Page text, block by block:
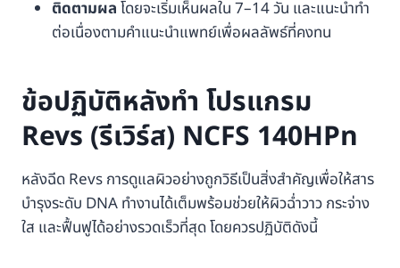
ติดตามผลโดยจะเริ่มเห็นผลใน 7–14 วัน และแนะนำทำ
ต่อเนื่องตามคำแนะนำแพทย์เพื่อผลลัพธ์ที่คงทน
ข้อปฏิบัติหลังทำ โปรแกรม
Revs (รีเวิร์ส) NCFS 140HPn
หลังฉีด Revs การดูแลผิวอย่างถูกวิธีเป็นสิ่งสำคัญเพื่อให้สาร
บำรุงระดับ DNA ทำงานได้เต็มพร้อมช่วยให้ผิวฉ่ำวาว กระจ่าง
ใส และฟื้นฟูได้อย่างรวดเร็วที่สุด โดยควรปฏิบัติดังนี้